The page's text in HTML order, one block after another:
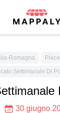
Romagna
Settimanale Di
30 giugno